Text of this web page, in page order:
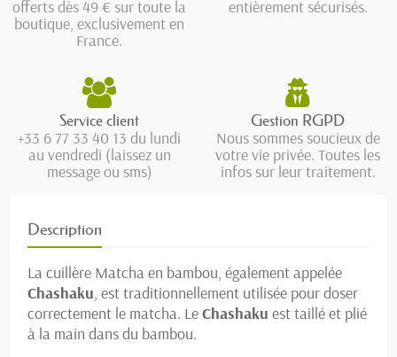
offerts dès 49 € sur toute la
boutique, exclusivement en
France.
entièrement sécurisés.
Service client
+33 6 77 33 40 13 du lundi
au vendredi (laissez un
message ou sms)
Gestion RGPD
Nous sommes soucieux de
votre vie privée. Toutes les
infos sur leur traitement.
Description
La cuillère Matcha en bambou, également appelée
Chashaku, est traditionnellement utilisée pour doser
correctement le matcha. LeChashaku est taillé et plié
à la main dans du bambou.